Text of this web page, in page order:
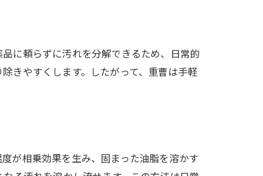
に頼らずに汚れを分解できるため、日常的
きやすくします。したがって、重曹は手軽
が相乗効果を生み、固まった油脂を溶かす